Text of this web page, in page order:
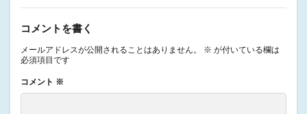
コメントを書く
メールアドレスが公開されることはありません。 ※ が付いている欄は
必須項目です
コメント ※